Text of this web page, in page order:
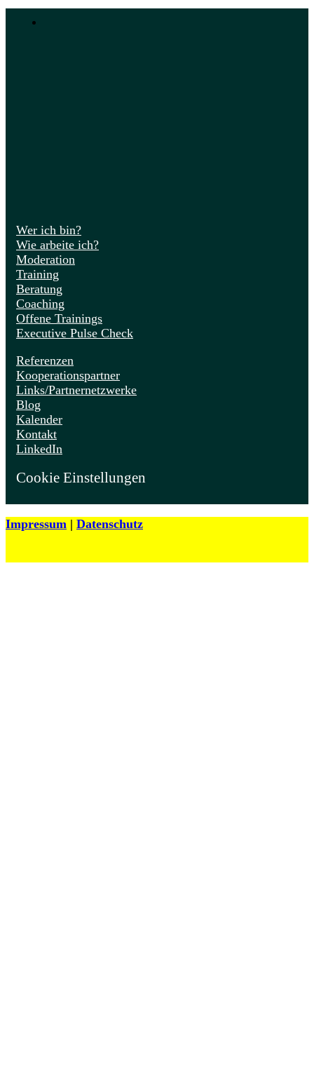
Wer ich bin?
Wie arbeite ich?
Moderation
Training
Beratung
Coaching
Offene Trainings
Executive Pulse Check
Referenzen
Kooperationspartner
Links/Partnernetzwerke
Blog
Kalender
Kontakt
LinkedIn
Cookie Einstellungen
Impressum | Datenschutz